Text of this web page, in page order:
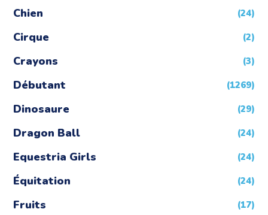
Chien (24)
Cirque (2)
Crayons (3)
Débutant (1269)
Dinosaure (29)
Dragon Ball (24)
Equestria Girls (24)
Équitation (24)
Fruits (17)